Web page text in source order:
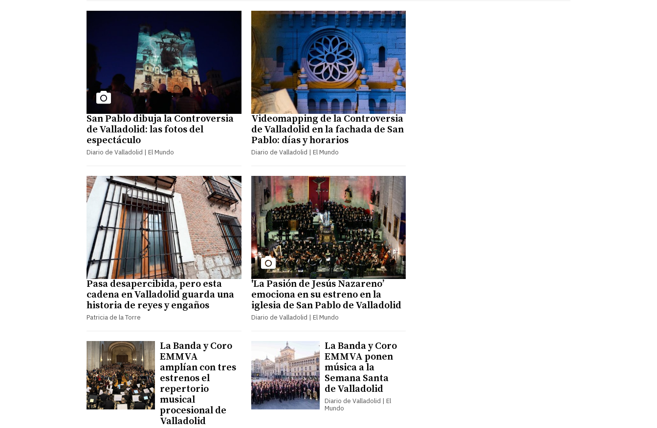
San Pablo dibuja la Controversia
de Valladolid: las fotos del
espectáculo
Diario de Valladolid | El Mundo
Videomapping de la Controversia
de Valladolid en la fachada de San
Pablo: días y horarios
Diario de Valladolid | El Mundo
Pasa desapercibida, pero esta
cadena en Valladolid guarda una
historia de reyes y engaños
Patricia de la Torre
'La Pasión de Jesús Nazareno’
emociona en su estreno en la
iglesia de San Pablo de Valladolid
Diario de Valladolid | El Mundo
La Banda y Coro
EMMVA
amplían con tres
estrenos el
repertorio
musical
procesional de
Valladolid
La Banda y Coro
EMMVA ponen
música a la
Semana Santa
de Valladolid
Diario de Valladolid | El
Mundo